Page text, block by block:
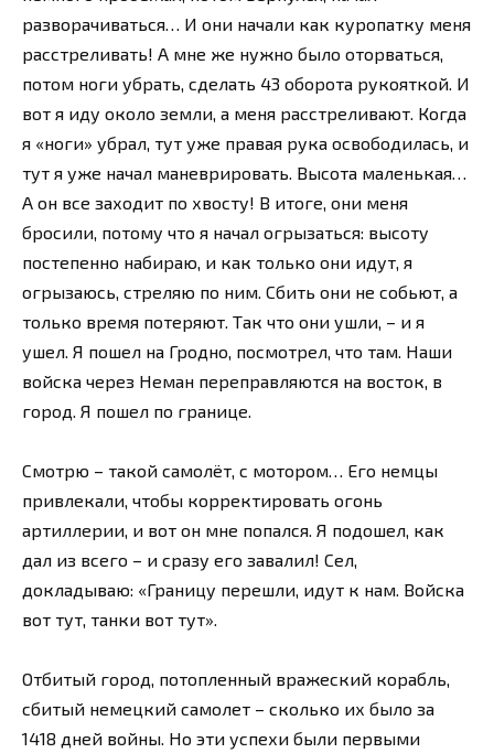
разворачиваться… И они начали как куропатку меня
расстреливать! А мне же нужно было оторваться,
потом ноги убрать, сделать 43 оборота рукояткой. И
вот я иду около земли, а меня расстреливают. Когда
я «ноги» убрал, тут уже правая рука освободилась, и
тут я уже начал маневрировать. Высота маленькая…
А он все заходит по хвосту! В итоге, они меня
бросили, потому что я начал огрызаться: высоту
постепенно набираю, и как только они идут, я
огрызаюсь, стреляю по ним. Сбить они не собьют, а
только время потеряют. Так что они ушли, – и я
ушел. Я пошел на Гродно, посмотрел, что там. Наши
войска через Неман переправляются на восток, в
город. Я пошел по границе.
Смотрю – такой самолёт, с мотором… Его немцы
привлекали, чтобы корректировать огонь
артиллерии, и вот он мне попался. Я подошел, как
дал из всего – и сразу его завалил! Сел,
докладываю: «Границу перешли, идут к нам. Войска
вот тут, танки вот тут».
Отбитый город, потопленный вражеский корабль,
сбитый немецкий самолет – сколько их было за
1418 дней войны. Но эти успехи были первыми